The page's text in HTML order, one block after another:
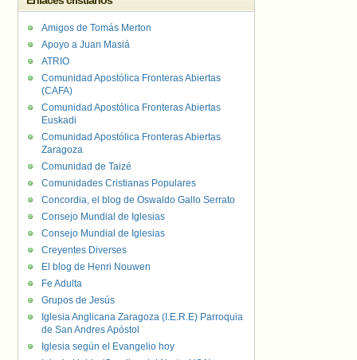
Amigos de Tomás Merton
Apoyo a Juan Masiá
ATRIO
Comunidad Apostólica Fronteras Abiertas
(CAFA)
Comunidad Apostólica Fronteras Abiertas
Euskadi
Comunidad Apostólica Fronteras Abiertas
Zaragoza
Comunidad de Taizé
Comunidades Cristianas Populares
Concordia, el blog de Oswaldo Gallo Serrato
Consejo Mundial de Iglesias
Consejo Mundial de Iglesias
Creyentes Diverses
El blog de Henri Nouwen
Fe Adulta
Grupos de Jesús
Iglesia Anglicana Zaragoza (I.E.R.E) Parroquia
de San Andres Apóstol
Iglesia según el Evangelio hoy